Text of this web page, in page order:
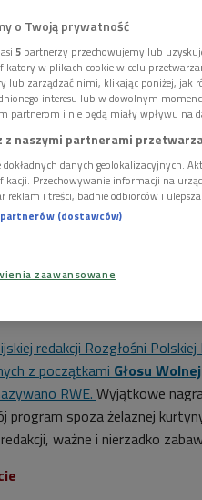
Radia Wolna Europa w Monachium
redakcji Rozgłośni
z początkami Głosu
RWE. Wyjątkowe
program spoza żelaznej
ważne i nierzadko
o Twoją prywatność
5 partnerzy przechowujemy lub
w plikach cookie w celu
lub zarządzać nimi, klikając poniżej, jak
interesu lub w dowolnym
partnerom i nie będą miały wpływu na
z naszymi partnerami
dokładnych danych geolokalizacyjnych.
Przechowywanie informacji na
reklam i treści, badnie odbiorców i
(dostawców)
zaawansowane